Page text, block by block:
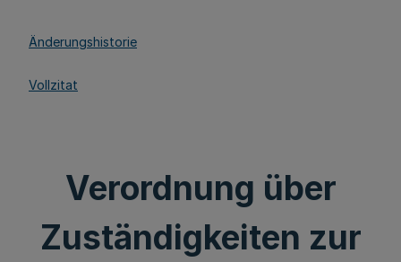
Änderungshistorie
Vollzitat
Verordnung über
Zuständigkeiten zur